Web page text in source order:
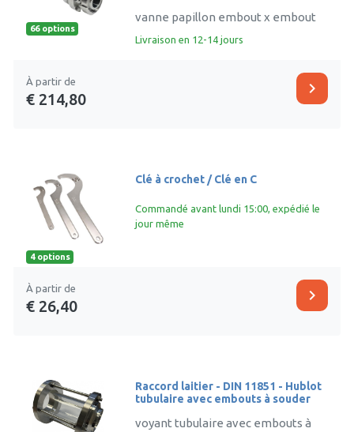
66 options
vanne papillon embout x embout
Livraison en 12-14 jours
À partir de
€ 214,80
chevron_right
4 options
Clé à crochet / Clé en C
Commandé avant lundi 15:00, expédié le
jour même
À partir de
€ 26,40
chevron_right
Raccord laitier - DIN 11851 - Hublot
tubulaire avec embouts à souder
voyant tubulaire avec embouts à